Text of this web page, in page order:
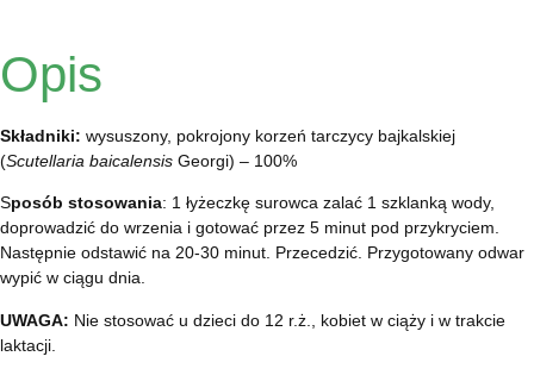
Opis
Składniki: wysuszony, pokrojony korzeń tarczycy bajkalskiej
(Scutellaria baicalensis Georgi) – 100%
Sposób stosowania: 1 łyżeczkę surowca zalać 1 szklanką wody,
doprowadzić do wrzenia i gotować przez 5 minut pod przykryciem.
Następnie odstawić na 20-30 minut. Przecedzić. Przygotowany odwar
wypić w ciągu dnia.
UWAGA: Nie stosować u dzieci do 12 r.ż., kobiet w ciąży i w trakcie
laktacji.